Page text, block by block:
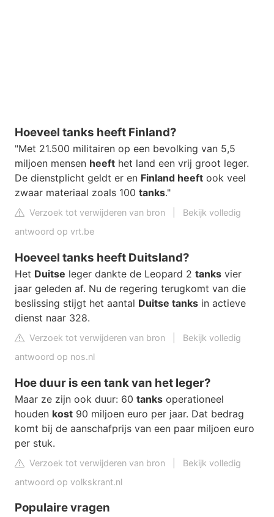
Hoeveel tanks heeft Finland?
"Met 21.500 militairen op een bevolking van 5,5
miljoen mensen heeft het land een vrij groot leger.
De dienstplicht geldt er en Finland heeft ook veel
zwaar materiaal zoals 100 tanks."
Verzoek tot verwijderen van bron
Bekijk volledig
antwoord op vrt.be
Hoeveel tanks heeft Duitsland?
Het Duitse leger dankte de Leopard 2 tanks vier
jaar geleden af. Nu de regering terugkomt van die
beslissing stijgt het aantal Duitse tanks in actieve
dienst naar 328.
Verzoek tot verwijderen van bron
Bekijk volledig
antwoord op nos.nl
Hoe duur is een tank van het leger?
Maar ze zijn ook duur: 60 tanks operationeel
houden kost 90 miljoen euro per jaar. Dat bedrag
komt bij de aanschafprijs van een paar miljoen euro
per stuk.
Verzoek tot verwijderen van bron
Bekijk volledig
antwoord op volkskrant.nl
Populaire vragen